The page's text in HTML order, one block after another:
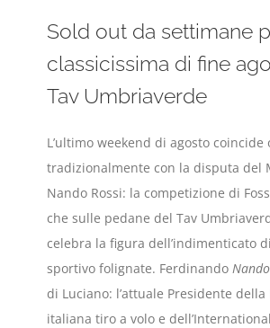
Sold out da settimane
classicissima di fine
Tav Umbriaverde
L’ultimo weekend di agosto coincide
tradizionalmente con la disputa del
Nando Rossi: la competizione di
che sulle pedane del Tav
celebra la figura dell’indimenticato
sportivo folignate. FerdinandoNando
di Luciano: l’attuale Presidente della
italiana tiro a volo e